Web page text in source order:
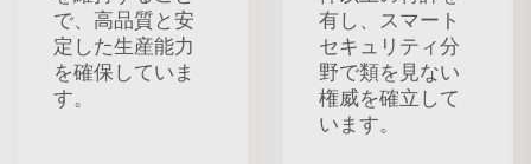
で、高品質と安
定した生産能力
を確保していま
す。
有し、スマート
セキュリティ分
野で類を見ない
権威を確立して
います。